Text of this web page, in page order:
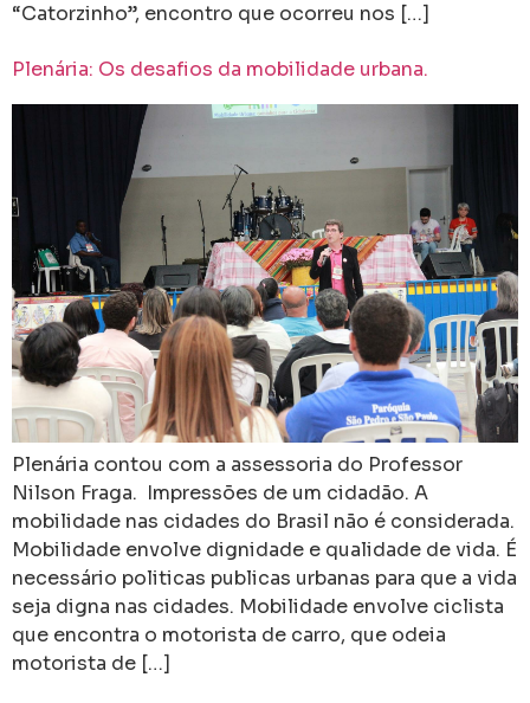
“Catorzinho”, encontro que ocorreu nos […]
Plenária: Os desafios da mobilidade urbana.
Plenária contou com a assessoria do Professor
Nilson Fraga. Impressões de um cidadão. A
mobilidade nas cidades do Brasil não é considerada.
Mobilidade envolve dignidade e qualidade de vida. É
necessário politicas publicas urbanas para que a vida
seja digna nas cidades. Mobilidade envolve ciclista
que encontra o motorista de carro, que odeia
motorista de […]